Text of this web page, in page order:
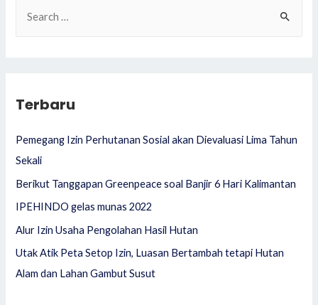
h
:
Terbaru
Pemegang Izin Perhutanan Sosial akan Dievaluasi Lima Tahun
Sekali
Berikut Tanggapan Greenpeace soal Banjir 6 Hari Kalimantan
IPEHINDO gelas munas 2022
Alur Izin Usaha Pengolahan Hasil Hutan
Utak Atik Peta Setop Izin, Luasan Bertambah tetapi Hutan
Alam dan Lahan Gambut Susut